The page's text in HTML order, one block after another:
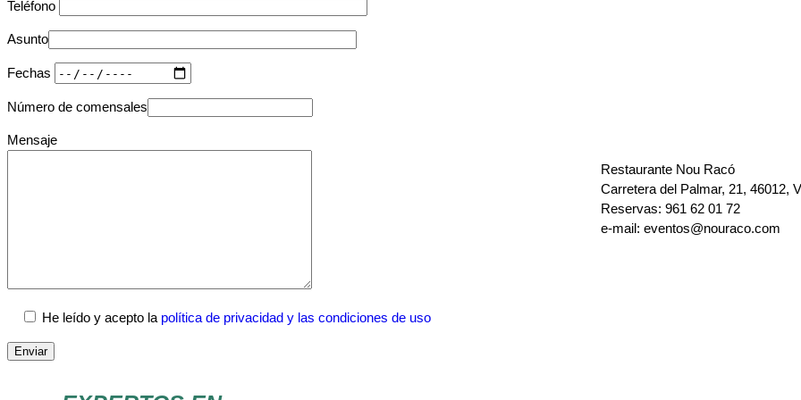
Teléfono
Asunto
Fechas
Número de comensales
Mensaje
He leído y acepto la política de privacidad y las condiciones de uso
Restaurante Nou Racó
Carretera del Palmar, 21, 46012,
Reservas: 961 62 01 72
e-mail: eventos@nouraco.com